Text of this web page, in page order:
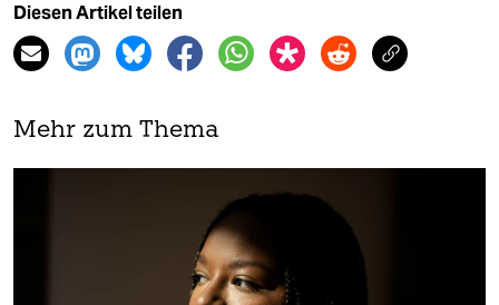
Diesen Artikel teilen
Mehr zum Thema